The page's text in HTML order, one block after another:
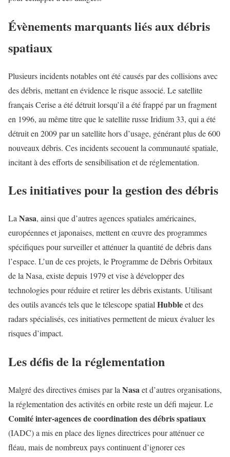
Évènements marquants liés aux débris
spatiaux
Plusieurs incidents notables ont été causés par des collisions avec
des débris, mettant en évidence le risque associé. Le satellite
français Cerise a été détruit lorsqu’il a été frappé par un fragment
en 1996, au même titre que le satellite russe Iridium 33, qui a été
détruit en 2009 par un satellite hors d’usage, générant plus de 600
nouveaux débris. Ces incidents secouent la communauté spatiale,
incitant à des efforts de sensibilisation et de réglementation.
Les initiatives pour la gestion des débris
LaNasa, ainsi que d’autres agences spatiales américaines,
européennes et japonaises, mettent en œuvre des programmes
spécifiques pour surveiller et atténuer la quantité de débris dans
l’espace. L’un de ces projets, le Programme de Débris Orbitaux
de la Nasa, existe depuis 1979 et vise à développer des
technologies pour réduire et retirer les débris existants. Utilisant
des outils avancés tels que le télescope spatialHubbleet des
radars spécialisés, ces initiatives permettent de mieux évaluer les
risques d’impact.
Les défis de la réglementation
Malgré des directives émises par la Nasaet d’autres organisations,
la réglementation des activités en orbite reste un défi majeur. Le
Comité inter-agences de coordination des débris spatiaux
(IADC) a mis en place des lignes directrices pour atténuer ce
fléau, mais de nombreux pays continuent d’ignorer ces